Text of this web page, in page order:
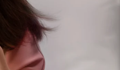
Meine Abonnements